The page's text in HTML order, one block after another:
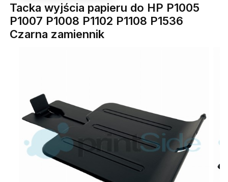
Tacka wyjścia papieru do HP P1005
P1007 P1008 P1102 P1108 P1536
Czarna zamiennik